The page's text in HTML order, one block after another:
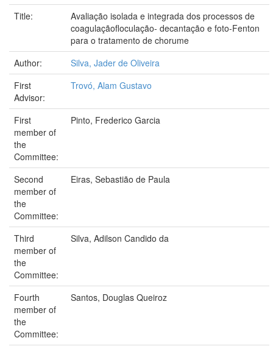
Title:
Avaliação isolada e integrada dos processos de
coagulaçãofloculação- decantação e foto-Fenton
para o tratamento de chorume
Author:
Silva, Jader de Oliveira
First
Advisor:
Trovó, Alam Gustavo
First
member of
the
Committee:
Pinto, Frederico Garcia
Second
member of
the
Committee:
Eiras, Sebastião de Paula
Third
member of
the
Committee:
Silva, Adilson Candido da
Fourth
member of
the
Committee:
Santos, Douglas Queiroz